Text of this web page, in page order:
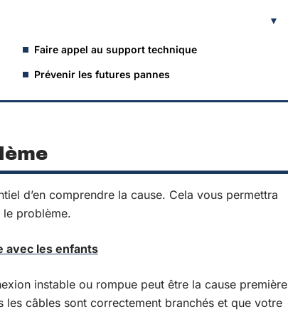
Faire appel au support technique
Prévenir les futures pannes
d’en comprendre la cause. Cela vous permettra
problème.
avec les enfants
instable ou rompue peut être la cause première
câbles sont correctement branchés et que votre